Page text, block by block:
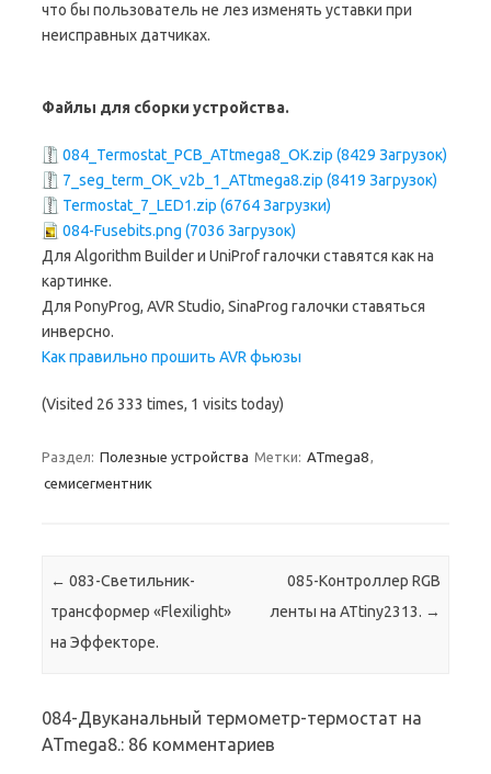
что бы пользователь не лез изменять уставки при
неисправных датчиках.
Файлы для сборки устройства.
084_Termostat_PCB_ATtmega8_OK.zip (8429 Загрузок)
7_seg_term_OK_v2b_1_ATtmega8.zip (8419 Загрузок)
Termostat_7_LED1.zip (6764 Загрузки)
084-Fusebits.png (7036 Загрузок)
Для Algorithm Builder и UniProf галочки ставятся как на
картинке.
Для PonyProg, AVR Studio, SinaProg галочки ставяться
инверсно.
Как правильно прошить AVR фьюзы
(Visited 26 333 times, 1 visits today)
Раздел: Полезные устройства Метки: ATmega8,
семисегментник
Навигация по записям
← 083-Светильник-
трансформер «Flexilight»
на Эффекторе.
085-Контроллер RGB
ленты на ATtiny2313. →
084-Двуканальный термометр-термостат на
ATmega8.: 86 комментариев